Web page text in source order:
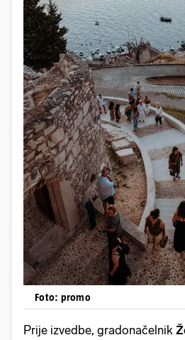
Foto: promo
Prije izvedbe, gradonačelnik